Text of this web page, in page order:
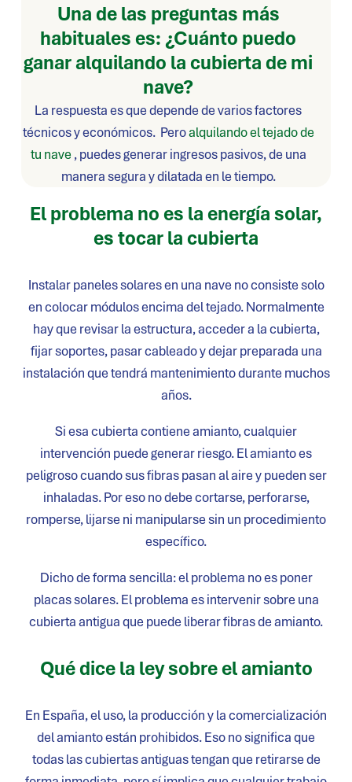
Una de las preguntas más
habituales es: ¿Cuánto puedo
ganar alquilando la cubierta de mi
nave?
La respuesta es que depende de varios factores
técnicos y económicos. Peroalquilando el tejado de
tu nave, puedes generar ingresos pasivos, de una
manera segura y dilatada en le tiempo.
El problema no es la energía solar,
es tocar la cubierta
Instalar paneles solares en una nave no consiste solo
en colocar módulos encima del tejado. Normalmente
hay que revisar la estructura, acceder a la cubierta,
fijar soportes, pasar cableado y dejar preparada una
instalación que tendrá mantenimiento durante muchos
años.
Si esa cubierta contiene amianto, cualquier
intervención puede generar riesgo. El amianto es
peligroso cuando sus fibras pasan al aire y pueden ser
inhaladas. Por eso no debe cortarse, perforarse,
romperse, lijarse ni manipularse sin un procedimiento
específico.
Dicho de forma sencilla: el problema no es poner
placas solares. El problema es intervenir sobre una
cubierta antigua que puede liberar fibras de amianto.
Qué dice la ley sobre el amianto
En España, el uso, la producción y la comercialización
del amianto están prohibidos. Eso no significa que
todas las cubiertas antiguas tengan que retirarse de